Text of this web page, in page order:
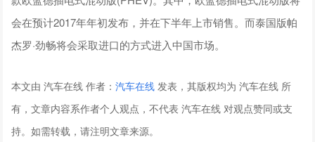
会在预计2017年年初发布，并在下半年上市销售。而泰国版帕
杰罗·劲畅将会采取进口的方式进入中国市场。
本文由 汽车在线 作者：汽车在线 发表，其版权均为 汽车在线 所
有，文章内容系作者个人观点，不代表 汽车在线 对观点赞同或支
持。如需转载，请注明文章来源。